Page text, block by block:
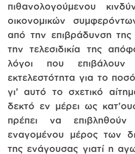
πιθανολογούμενου
οικονομικών
από την επιβράδυνση της
την τελεσιδικία της
λόγοι που επιβάλουν
εκτελεστότητα για το
γι’ αυτό το σχετικό
δεκτό εν μέρει ως
πρέπει να
εναγομένου μέρος των
της ενάγουσας γιατί η